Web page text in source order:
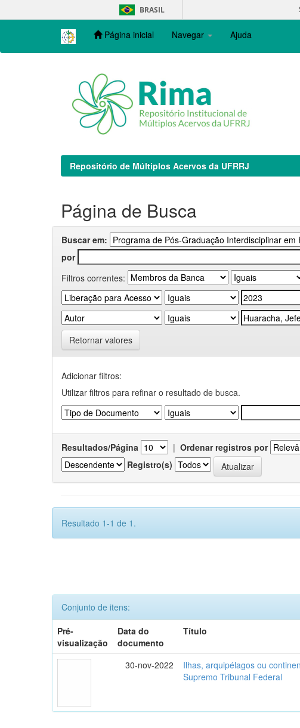
navigation
BRASIL
Página inicial Navegar Ajuda
Repositório de Múltiplos Acervos da UFRRJ
Página de Busca
Buscar em:
por
Filtros correntes:
Retornar valores
Adicionar filtros:
Utilizar filtros para refinar o resultado de busca.
Resultados/Página | Ordenar registros por
Registro(s)
Resultado 1-1 de 1.
Conjunto de itens:
Pré-
visualização
Data do
documento
Título
30-nov-2022
Ilhas, arquipélagos ou
Supremo Tribunal Federal